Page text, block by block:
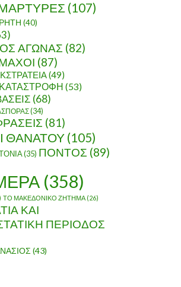
(107)
(40)
ΑΓΩΝΑΣ (82)
(87)
(49)
ΚΑΤΑΣΤΡΟΦΗ (53)
(68)
(34)
(81)
ΘΑΝΑΤΟΥ (105)
(35) ΠΟΝΤΟΣ (89)
(358)
ΤΟ ΜΑΚΕΔΟΝΙΚΟ ΖΗΤΗΜΑ (26)
ΚΑΙ
ΠΕΡΙΟΔΟΣ
(43)